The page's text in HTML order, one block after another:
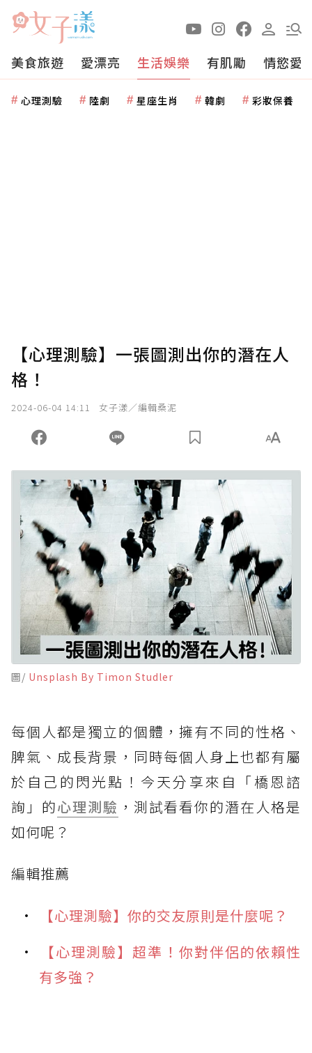
美食旅遊 愛漂亮 生活娛樂 有肌勵 情慾愛
心理測驗 陸劇 星座生肖 韓劇 彩妝保養
【心理測驗】一張圖測出你的潛在人
格！
2024-06-04 14:11 女子漾／編輯桑泥
圖/ Unsplash By Timon Studler
每個人都是獨立的個體，擁有不同的性格、
脾氣、成長背景，同時每個人身上也都有屬
於自己的閃光點！今天分享來自「橋恩諮
詢」的心理測驗 ，測試看看你的潛在人格是
如何呢？
編輯推薦
【心理測驗】你的交友原則是什麼呢？
【心理測驗】超準！你對伴侶的依賴性
有多強？